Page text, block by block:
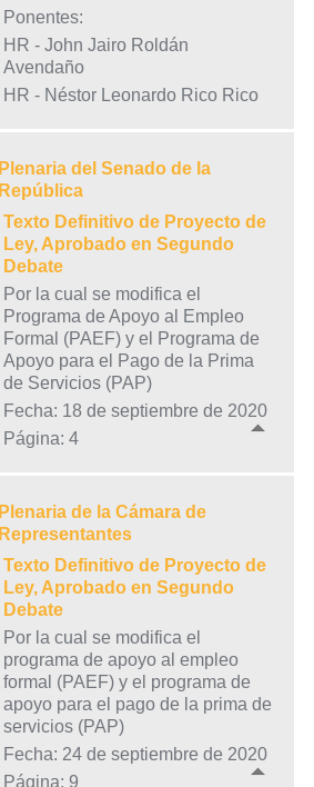
Ponentes:
HR - John Jairo Roldán
Avendaño
HR - Néstor Leonardo Rico Rico
Plenaria del Senado de la
República
Texto Definitivo de Proyecto de
Ley, Aprobado en Segundo
Debate
Por la cual se modifica el
Programa de Apoyo al Empleo
Formal (PAEF) y el Programa de
Apoyo para el Pago de la Prima
de Servicios (PAP)
Fecha: 18 de septiembre de 2020
Página: 4
Plenaria de la Cámara de
Representantes
Texto Definitivo de Proyecto de
Ley, Aprobado en Segundo
Debate
Por la cual se modifica el
programa de apoyo al empleo
formal (PAEF) y el programa de
apoyo para el pago de la prima de
servicios (PAP)
Fecha: 24 de septiembre de 2020
Página: 9